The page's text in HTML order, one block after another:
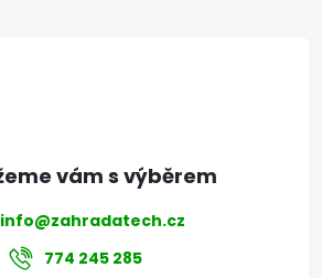
info@zahradatech.cz
774 245 285